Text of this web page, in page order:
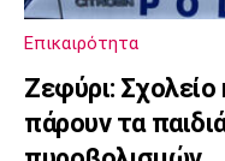
Επικαιρότητα
Ζεφύρι: Σχολείο
πάρουν τα